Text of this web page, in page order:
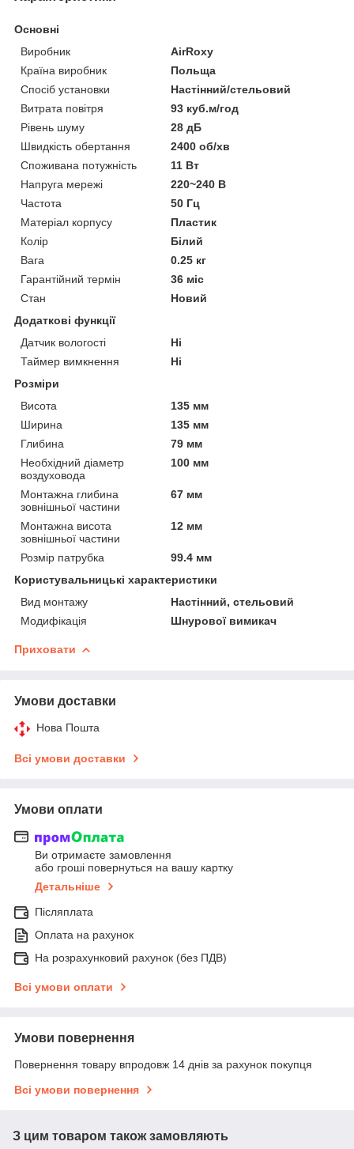
Основні
Виробник
AirRoxy
Країна виробник
Польща
Спосіб установки
Настінний/стельовий
Витрата повітря
93 куб.м/год
Рівень шуму
28 дБ
Швидкість обертання
2400 об/хв
Споживана потужність
11 Вт
Напруга мережі
220~240 В
Частота
50 Гц
Матеріал корпусу
Пластик
Колір
Білий
Вага
0.25 кг
Гарантійний термін
36 міс
Стан
Новий
Додаткові функції
Датчик вологості
Ні
Таймер вимкнення
Ні
Розміри
Висота
135 мм
Ширина
135 мм
Глибина
79 мм
Необхідний діаметр
воздуховода
100 мм
Монтажна глибина
зовнішньої частини
67 мм
Монтажна висота
зовнішньої частини
12 мм
Розмір патрубка
99.4 мм
Користувальницькі характеристики
Вид монтажу
Настінний, стельовий
Модифікація
Шнурової вимикач
Приховати
Умови доставки
Нова Пошта
Всі умови доставки
Умови оплати
Ви отримаєте замовлення
або гроші повернуться на вашу картку
Детальніше
Післяплата
Оплата на рахунок
На розрахунковий рахунок (без ПДВ)
Всі умови оплати
Умови повернення
Повернення товару впродовж 14 днів за рахунок покупця
Всі умови повернення
З цим товаром також замовляють